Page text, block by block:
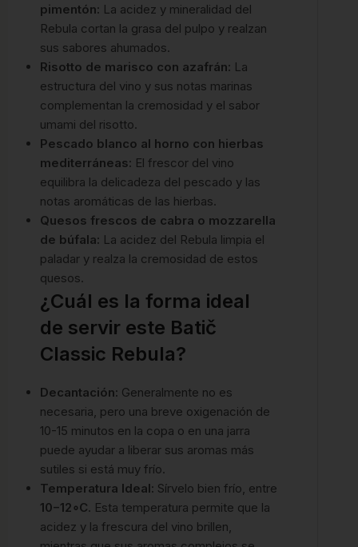
pimentón: La acidez y mineralidad del
Rebula cortan la grasa del pulpo y realzan
sus sabores ahumados.
Risotto de marisco con azafrán: La
estructura del vino y sus notas marinas
complementan la cremosidad y el sabor
umami del risotto.
Pescado blanco al horno con hierbas
mediterráneas: El frescor del vino
equilibra la delicadeza del pescado y las
notas aromáticas de las hierbas.
Quesos frescos de cabra o mozzarella
de búfala: La acidez del Rebula limpia el
paladar y realza la cremosidad de estos
quesos.
¿Cuál es la forma ideal
de servir este Batič
Classic Rebula?
Decantación: Generalmente no es
necesaria, pero una breve oxigenación de
10-15 minutos en la copa o en una jarra
puede ayudar a liberar sus aromas más
sutiles si está muy frío.
Temperatura Ideal: Sírvelo bien frío, entre
10−12 ∘C. Esta temperatura permite que la
acidez y la frescura del vino brillen,